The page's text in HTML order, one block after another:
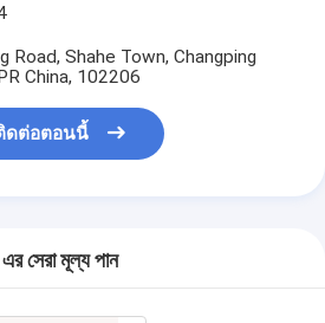
Road, Shahe Town, Changping
China, 102206
ดต่อตอนนี้
এর সেরা মূল্য পান